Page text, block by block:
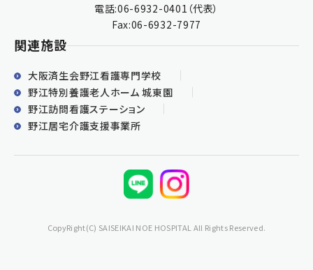
電話:06-6932-0401 （代表）
Fax:06-6932-7977
関連施設
大阪済生会野江看護専門学校
野江特別養護老人ホーム 城東園
野江訪問看護ステーション
野江居宅介護支援事業所
CopyRight(C) SAISEIKAI NOE HOSPITAL All Rights Reserved.